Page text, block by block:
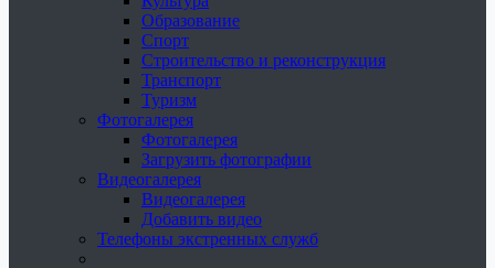
Образование
Спорт
Строительство и реконструкция
Транспорт
Туризм
Фотогалерея
Фотогалерея
Загрузить фотографии
Видеогалерея
Видеогалерея
Добавить видео
Телефоны экстренных служб